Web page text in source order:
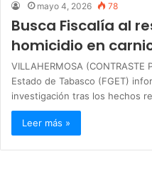
mayo 4, 2026 78
Busca Fiscalía al
homicidio en
VILLAHERMOSA
Estado de Tabasco (FGET)
investigación tras los hechos
Leer más »